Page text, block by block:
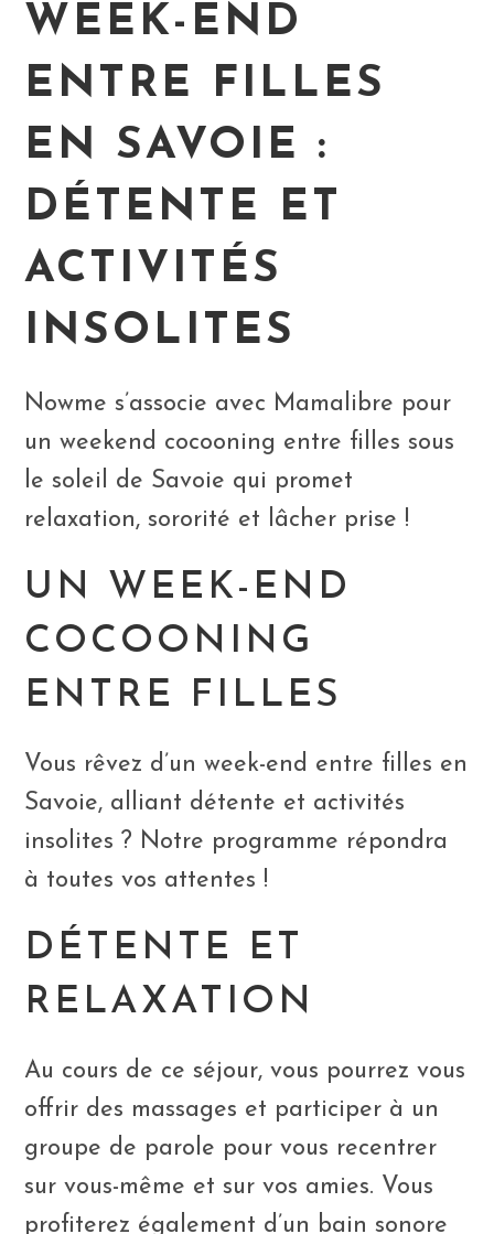
WEEK-END
ENTRE FILLES
EN SAVOIE :
DÉTENTE ET
ACTIVITÉS
INSOLITES
Nowme s’associe avec Mamalibre pour
un weekend cocooning entre filles sous
le soleil de Savoie qui promet
relaxation, sororité et lâcher prise !
UN WEEK-END
COCOONING
ENTRE FILLES
Vous rêvez d’un week-end entre filles en
Savoie, alliant détente et activités
insolites ? Notre programme répondra
à toutes vos attentes !
DÉTENTE ET
RELAXATION
Au cours de ce séjour, vous pourrez vous
offrir des massages et participer à un
groupe de parole pour vous recentrer
sur vous-même et sur vos amies. Vous
profiterez également d’un bain sonore